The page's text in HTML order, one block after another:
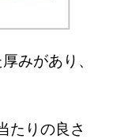
みがあり、
たりの良さ